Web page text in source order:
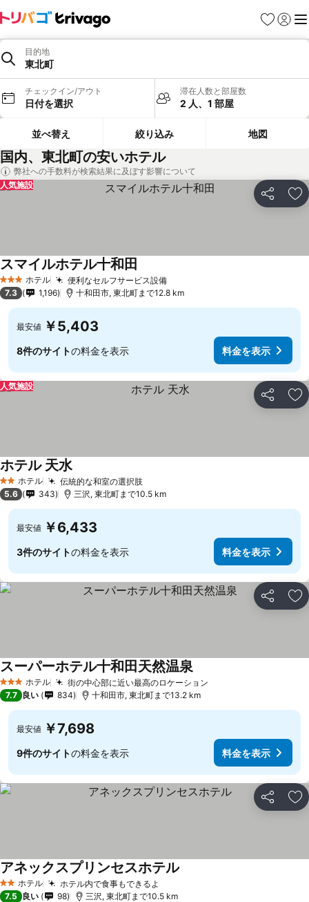
お気に入り
ログイ
メ
目的地
東北町
チェックイン/アウト
日付を選択
滞在人数と部屋数
2 人、1 部屋
並べ替え 絞り込み 地図
国内、東北町の安いホテル
弊社への手数料が検索結果に及ぼす影響について
シェア お
人気施設
3 ホテルのランク
ホテル 便利なセルフサービス設備
スマイルホテル十和田
7.3 1,196 十和田市, 東北町まで12.8 km
最安値 ￥5,403
8件のサイトの料金を表示 料金を表示
シェア お
人気施設
2 ホテルのランク
ホテル 伝統的な和室の選択肢
ホテル 天水
5.6 343 三沢, 東北町まで10.5 km
最安値 ￥6,433
3件のサイトの料金を表示 料金を表示
シェア お
3 ホテルのランク
ホテル 街の中心部に近い最高のロケーション
スーパーホテル十和田天然温泉
7.7 良い 834 十和田市, 東北町まで13.2 km
最安値 ￥7,698
9件のサイトの料金を表示 料金を表示
シェア お
2 ホテルのランク
ホテル ホテル内で食事もできるよ
アネックスプリンセスホテル
7.5 良い 98 三沢, 東北町まで10.5 km